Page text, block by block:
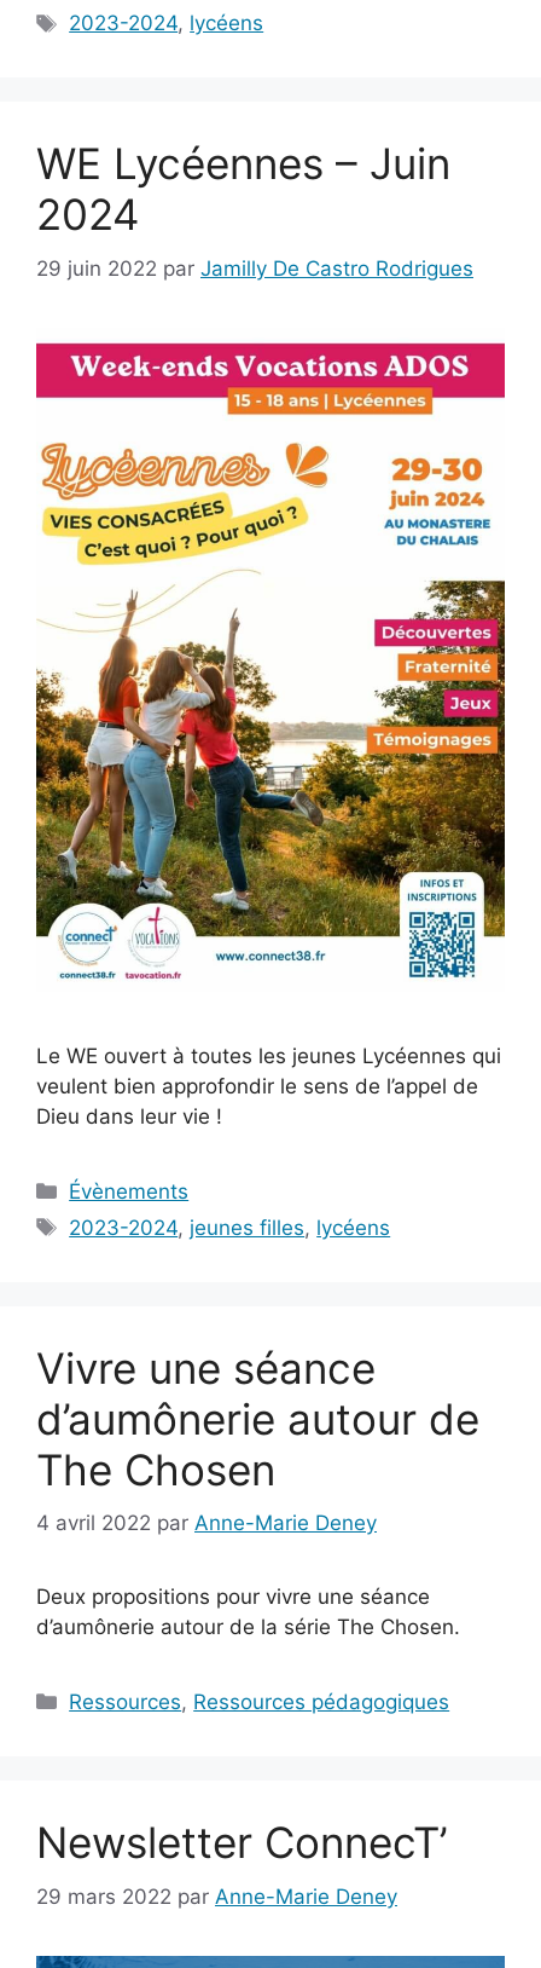
Étiquettes
2023-2024, lycéens
WE Lycéennes – Juin
2024
29 juin 2022 par Jamilly De Castro Rodrigues
Le WE ouvert à toutes les jeunes Lycéennes qui
veulent bien approfondir le sens de l’appel de
Dieu dans leur vie !
Catégories
Évènements
Étiquettes
2023-2024, jeunes filles, lycéens
Vivre une séance
d’aumônerie autour de
The Chosen
4 avril 2022 par Anne-Marie Deney
Deux propositions pour vivre une séance
d’aumônerie autour de la série The Chosen.
Catégories
Ressources, Ressources pédagogiques
Newsletter ConnecT’
29 mars 2022 par Anne-Marie Deney